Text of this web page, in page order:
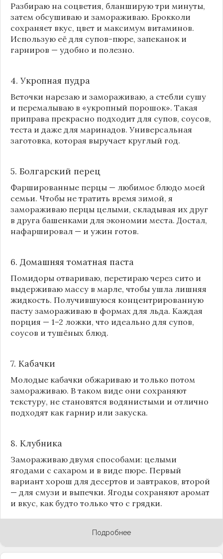
Разбираю на соцветия, бланширую три минуты,
затем обсушиваю и замораживаю. Брокколи
сохраняет вкус, цвет и максимум витаминов.
Использую её для супов-пюре, запеканок и
гарниров — удобно и полезно.
4. Укропная пудра
Веточки нарезаю и замораживаю, а стебли сушу
и перемалываю в «укропный порошок». Такая
приправа прекрасно подходит для супов, соусов,
теста и даже для маринадов. Универсальная
заготовка, которая выручает круглый год.
5. Болгарский перец
Фаршированные перцы — любимое блюдо моей
семьи. Чтобы не тратить время зимой, я
замораживаю перцы целыми, складывая их друг
в друга башенками для экономии места. Достал,
нафаршировал — и ужин готов.
6. Домашняя томатная паста
Помидоры отвариваю, перетираю через сито и
выдерживаю массу в марле, чтобы ушла лишняя
жидкость. Получившуюся концентрированную
пасту замораживаю в формах для льда. Каждая
порция — 1–2 ложки, что идеально для супов,
соусов и тушёных блюд.
7. Кабачки
Молодые кабачки обжариваю и только потом
замораживаю. В таком виде они сохраняют
текстуру, не становятся водянистыми и отлично
подходят как гарнир или закуска.
8. Клубника
Замораживаю двумя способами: целыми
ягодами с сахаром и в виде пюре. Первый
вариант хорош для десертов и завтраков, второй
— для смузи и выпечки. Ягоды сохраняют аромат
и вкус, как будто только что с грядки.
Подробнее